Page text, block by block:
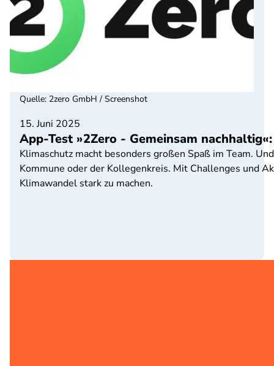
15. Juni 2025
App-Test »2Zero - Gemeinsam
Klimaschutz macht besonders großen Spaß im Team.
Kommune oder der Kollegenkreis. Mit Challenges und
Klimawandel stark zu machen.
Quelle: 2zero GmbH / Screenshot